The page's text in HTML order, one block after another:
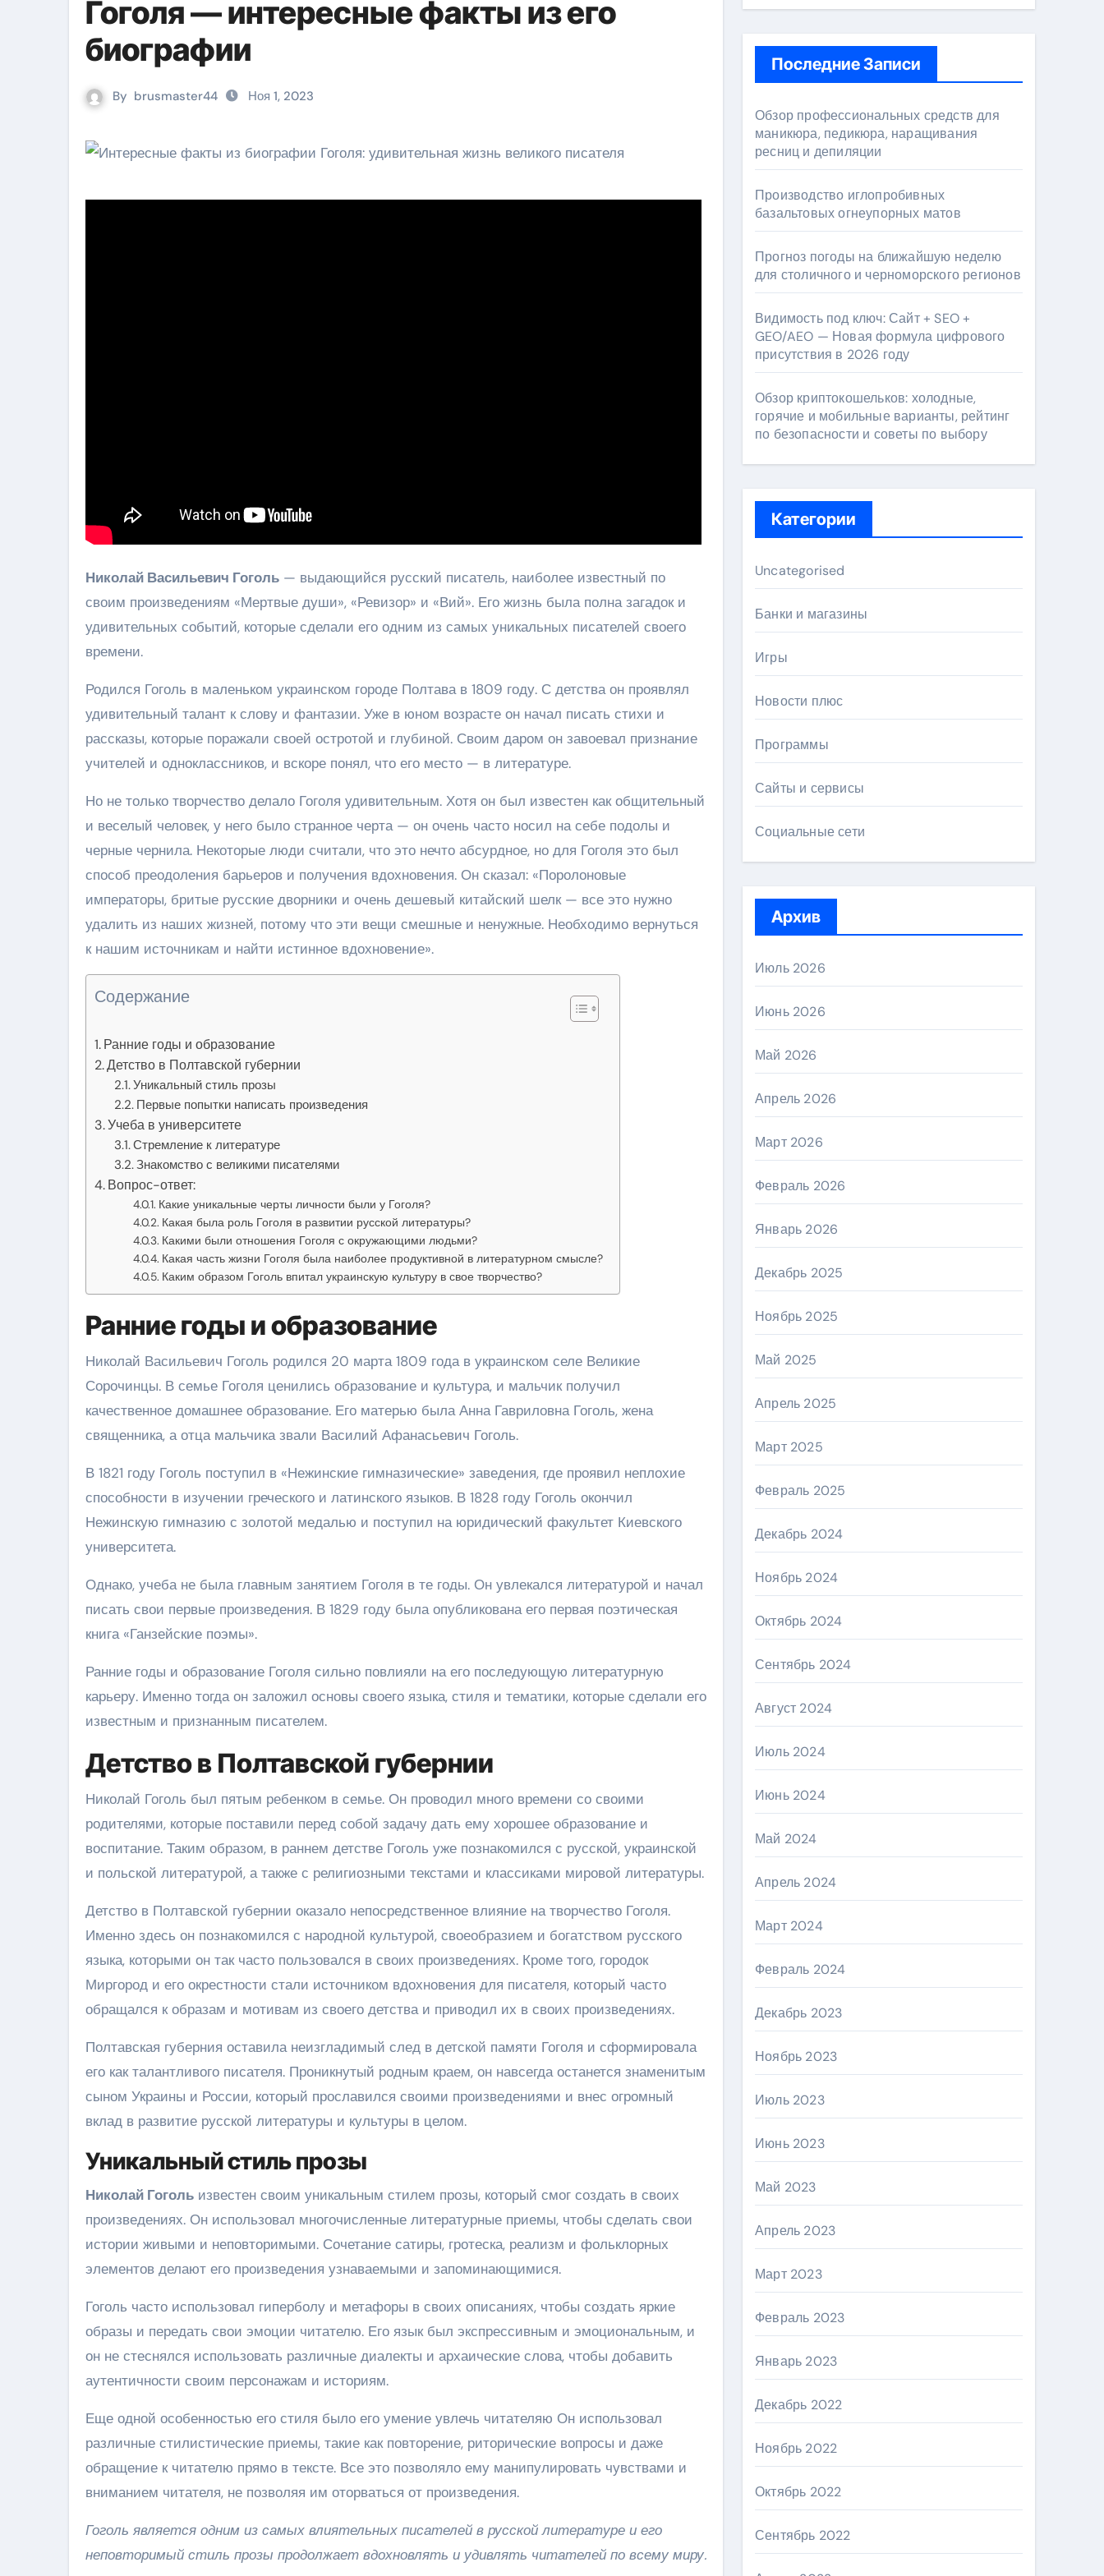
Гоголя — интересные факты из его
биографии
By brusmaster44 Ноя 1, 2023
Николай Васильевич Гоголь — выдающийся русский писатель, наиболее известный по
своим произведениям «Мертвые души», «Ревизор» и «Вий». Его жизнь была полна загадок и
удивительных событий, которые сделали его одним из самых уникальных писателей своего
времени.
Родился Гоголь в маленьком украинском городе Полтава в 1809 году. С детства он проявлял
удивительный талант к слову и фантазии. Уже в юном возрасте он начал писать стихи и
рассказы, которые поражали своей остротой и глубиной. Своим даром он завоевал признание
учителей и одноклассников, и вскоре понял, что его место — в литературе.
Но не только творчество делало Гоголя удивительным. Хотя он был известен как общительный
и веселый человек, у него было странное черта — он очень часто носил на себе подолы и
черные чернила. Некоторые люди считали, что это нечто абсурдное, но для Гоголя это был
способ преодоления барьеров и получения вдохновения. Он сказал: «Поролоновые
императоры, бритые русские дворники и очень дешевый китайский шелк — все это нужно
удалить из наших жизней, потому что эти вещи смешные и ненужные. Необходимо вернуться
к нашим источникам и найти истинное вдохновение».
Содержание
Ранние годы и образование
Детство в Полтавской губернии
Уникальный стиль прозы
Первые попытки написать произведения
Учеба в университете
Стремление к литературе
Знакомство с великими писателями
Вопрос-ответ:
Какие уникальные черты личности были у Гоголя?
Какая была роль Гоголя в развитии русской литературы?
Какими были отношения Гоголя с окружающими людьми?
Какая часть жизни Гоголя была наиболее продуктивной в литературном смысле?
Каким образом Гоголь впитал украинскую культуру в свое творчество?
Ранние годы и образование
Николай Васильевич Гоголь родился 20 марта 1809 года в украинском селе Великие
Сорочинцы. В семье Гоголя ценились образование и культура, и мальчик получил
качественное домашнее образование. Его матерью была Анна Гавриловна Гоголь, жена
священника, а отца мальчика звали Василий Афанасьевич Гоголь.
В 1821 году Гоголь поступил в «Нежинские гимназические» заведения, где проявил неплохие
способности в изучении греческого и латинского языков. В 1828 году Гоголь окончил
Нежинскую гимназию с золотой медалью и поступил на юридический факультет Киевского
университета.
Однако, учеба не была главным занятием Гоголя в те годы. Он увлекался литературой и начал
писать свои первые произведения. В 1829 году была опубликована его первая поэтическая
книга «Ганзейские поэмы».
Ранние годы и образование Гоголя сильно повлияли на его последующую литературную
карьеру. Именно тогда он заложил основы своего языка, стиля и тематики, которые сделали его
известным и признанным писателем.
Детство в Полтавской губернии
Николай Гоголь был пятым ребенком в семье. Он проводил много времени со своими
родителями, которые поставили перед собой задачу дать ему хорошее образование и
воспитание. Таким образом, в раннем детстве Гоголь уже познакомился с русской, украинской
и польской литературой, а также с религиозными текстами и классиками мировой литературы.
Детство в Полтавской губернии оказало непосредственное влияние на творчество Гоголя.
Именно здесь он познакомился с народной культурой, своеобразием и богатством русского
языка, которыми он так часто пользовался в своих произведениях. Кроме того, городок
Миргород и его окрестности стали источником вдохновения для писателя, который часто
обращался к образам и мотивам из своего детства и приводил их в своих произведениях.
Полтавская губерния оставила неизгладимый след в детской памяти Гоголя и сформировала
его как талантливого писателя. Проникнутый родным краем, он навсегда останется знаменитым
сыном Украины и России, который прославился своими произведениями и внес огромный
вклад в развитие русской литературы и культуры в целом.
Уникальный стиль прозы
Николай Гоголь известен своим уникальным стилем прозы, который смог создать в своих
произведениях. Он использовал многочисленные литературные приемы, чтобы сделать свои
истории живыми и неповторимыми. Сочетание сатиры, гротеска, реализм и фольклорных
элементов делают его произведения узнаваемыми и запоминающимися.
Гоголь часто использовал гиперболу и метафоры в своих описаниях, чтобы создать яркие
образы и передать свои эмоции читателю. Его язык был экспрессивным и эмоциональным, и
он не стеснялся использовать различные диалекты и архаические слова, чтобы добавить
аутентичности своим персонажам и историям.
Еще одной особенностью его стиля было его умение увлечь читателяю Он использовал
различные стилистические приемы, такие как повторение, риторические вопросы и даже
обращение к читателю прямо в тексте. Все это позволяло ему манипулировать чувствами и
вниманием читателя, не позволяя им оторваться от произведения.
Гоголь является одним из самых влиятельных писателей в русской литературе и его
неповторимый стиль прозы продолжает вдохновлять и удивлять читателей по всему миру.
Последние Записи
Обзор профессиональных средств для
маникюра, педикюра, наращивания
ресниц и депиляции
Производство иглопробивных
базальтовых огнеупорных матов
Прогноз погоды на ближайшую неделю
для столичного и черноморского регионов
Видимость под ключ: Сайт + SEO +
GEO/AEO — Новая формула цифрового
присутствия в 2026 году
Обзор криптокошельков: холодные,
горячие и мобильные варианты, рейтинг
по безопасности и советы по выбору
Категории
Uncategorised
Банки и магазины
Игры
Новости плюс
Программы
Сайты и сервисы
Социальные сети
Архив
Июль 2026
Июнь 2026
Май 2026
Апрель 2026
Март 2026
Февраль 2026
Январь 2026
Декабрь 2025
Ноябрь 2025
Май 2025
Апрель 2025
Март 2025
Февраль 2025
Декабрь 2024
Ноябрь 2024
Октябрь 2024
Сентябрь 2024
Август 2024
Июль 2024
Июнь 2024
Май 2024
Апрель 2024
Март 2024
Февраль 2024
Декабрь 2023
Ноябрь 2023
Июль 2023
Июнь 2023
Май 2023
Апрель 2023
Март 2023
Февраль 2023
Январь 2023
Декабрь 2022
Ноябрь 2022
Октябрь 2022
Сентябрь 2022